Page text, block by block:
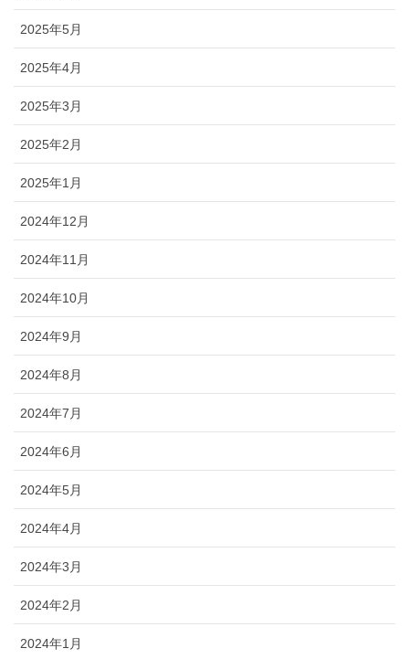
2025年5月
2025年4月
2025年3月
2025年2月
2025年1月
2024年12月
2024年11月
2024年10月
2024年9月
2024年8月
2024年7月
2024年6月
2024年5月
2024年4月
2024年3月
2024年2月
2024年1月